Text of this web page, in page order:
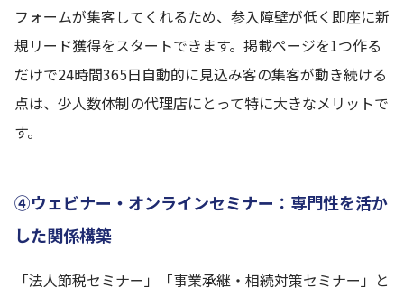
フォームが集客してくれるため、参入障壁が低く即座に新
規リード獲得をスタートできます。掲載ページを1つ作る
だけで24時間365日自動的に見込み客の集客が動き続ける
点は、少人数体制の代理店にとって特に大きなメリットで
す。
④ウェビナー・オンラインセミナー：専門性を活か
した関係構築
「法人節税セミナー」「事業承継・相続対策セミナー」と